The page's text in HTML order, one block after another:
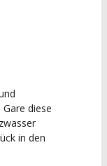
Gare diese
in den